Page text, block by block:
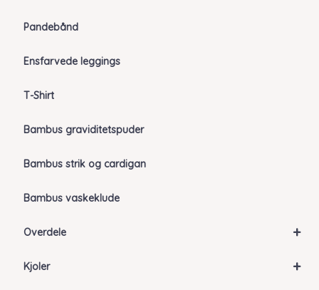
Pandebånd
Ensfarvede leggings
T-Shirt
Bambus graviditetspuder
Bambus strik og cardigan
Bambus vaskeklude
+
Overdele
+
Kjoler